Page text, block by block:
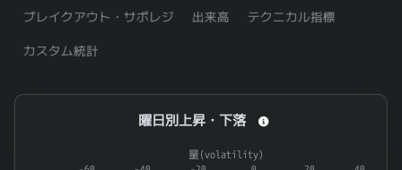
6997 日本ケミコン0.934
285A キオクシアホールディングス
2243 グローバルＸ 半導体 ＥＴＦ
0.93
ブレイクアウト・サポレジ 出来高 テクニカル指標
カスタム統計
Combination chart with 4 data series.
量(volatility)
曜日別上昇・下落